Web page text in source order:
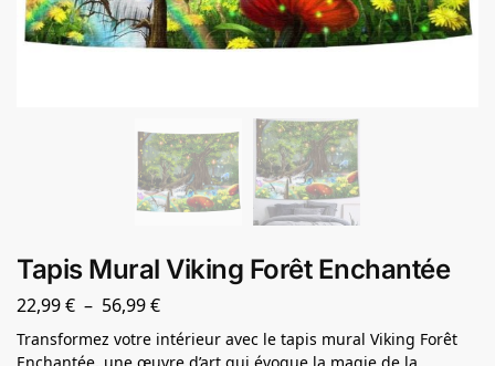
Tapis Mural Viking Forêt Enchantée
22,99€ – 56,99€
Transformez votre intérieur avec le tapis mural Viking Forêt